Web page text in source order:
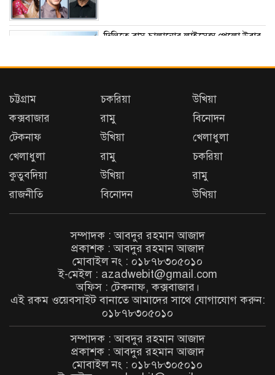
দিল্লিতে বাস চালানোর লাইসেন্স পেলো উবার
এআই দিয়ে ছবি ইডিট | Ai | Adobe Firefly
Photo Editing | Ak Film Multimedia
ফাইনাল ঘিরে উত্তেজনা: যে রেফারিদের নিয়ে
আপত্তি মোহামেডানের
বিশ্বকাপের আগে যুক্তরাষ্ট্রের কাছে লজ্জার হার
চট্টগ্রাম
কক্সবাজার
টেকনাফ
চকরিয়া
রামু
উখিয়া
উখিয়া
বিনোদন
খেলাধুলা
খেলাধুলা
কুতুবদিয়া
রাজনীতি
রামু
উখিয়া
বিনোদন
চকরিয়া
রামু
উখিয়া
সম্পাদক : আবদুর রহমান আজাদ
প্রকাশক : আবদুর রহমান আজাদ
মোবাইল নং : ০১৮৭৮৩০৫০১০
ই-মেইল : azadwebit@gmail.com
অফিস : টেকনাফ, কক্সবাজার।
এই রকম ওয়েবসাইট বানাতে আমাদের সাথে যোগাযোগ করুন:
০১৮৭৮৩০৫০১০
সম্পাদক : আবদুর রহমান আজাদ
প্রকাশক : আবদুর রহমান আজাদ
মোবাইল নং : ০১৮৭৮৩০৫০১০